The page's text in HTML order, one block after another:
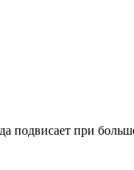
подвисает при